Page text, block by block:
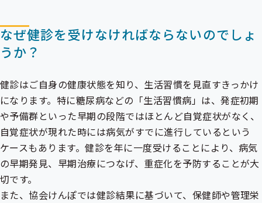
なぜ健診を受けなければならないのでしょ
うか？
健診はご自身の健康状態を知り、生活習慣を見直すきっかけ
になります。特に糖尿病などの「生活習慣病」は、発症初期
や予備群といった早期の段階ではほとんど自覚症状がなく、
自覚症状が現れた時には病気がすでに進行しているという
ケースもあります。健診を年に一度受けることにより、病気
の早期発見、早期治療につなげ、重症化を予防することが大
切です。
また、協会けんぽでは健診結果に基づいて、保健師や管理栄